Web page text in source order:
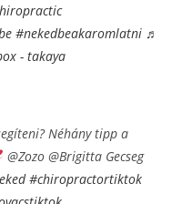
#nekedbeakaromlatni ♬
- takaya
Néhány tipp a
@Zozo @Brigitta Gecseg
#chiropractortiktok